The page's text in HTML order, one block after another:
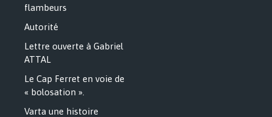
flambeurs
Autorité
Lettre ouverte à Gabriel
ATTAL
Le Cap Ferret en voie de
« bolosation ».
Varta une histoire